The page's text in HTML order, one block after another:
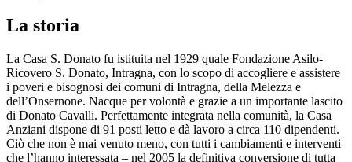
La storia
La Casa S. Donato fu istituita nel 1929 quale Fondazione Asilo-
Ricovero S. Donato, Intragna, con lo scopo di accogliere e assistere
i poveri e bisognosi dei comuni di Intragna, della Melezza e
dell’Onsernone. Nacque per volontà e grazie a un importante lascito
di Donato Cavalli. Perfettamente integrata nella comunità, la Casa
Anziani dispone di 91 posti letto e dà lavoro a circa 110 dipendenti.
Ciò che non è mai venuto meno, con tutti i cambiamenti e interventi
che l’hanno interessata – nel 2005 la definitiva conversione di tutta